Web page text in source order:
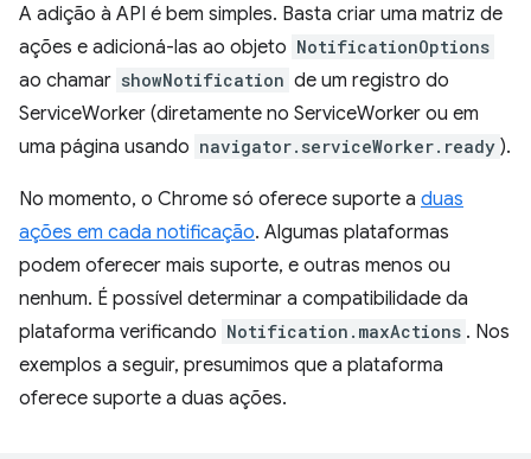
A adição à API é bem simples. Basta criar uma matriz de
ações e adicioná-las ao objeto NotificationOptions
ao chamar showNotification de um registro do
ServiceWorker (diretamente no ServiceWorker ou em
uma página usando navigator.serviceWorker.ready ).
No momento, o Chrome só oferece suporte a duas
ações em cada notificação. Algumas plataformas
podem oferecer mais suporte, e outras menos ou
nenhum. É possível determinar a compatibilidade da
plataforma verificando Notification.maxActions . Nos
exemplos a seguir, presumimos que a plataforma
oferece suporte a duas ações.